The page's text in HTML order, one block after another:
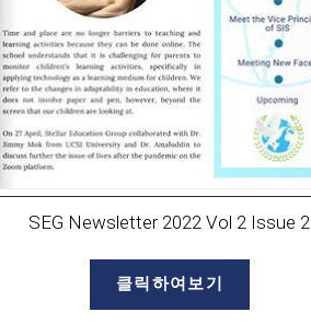
SEG Newsletter 2022 Vol 2 Issue 2
클릭하여보기